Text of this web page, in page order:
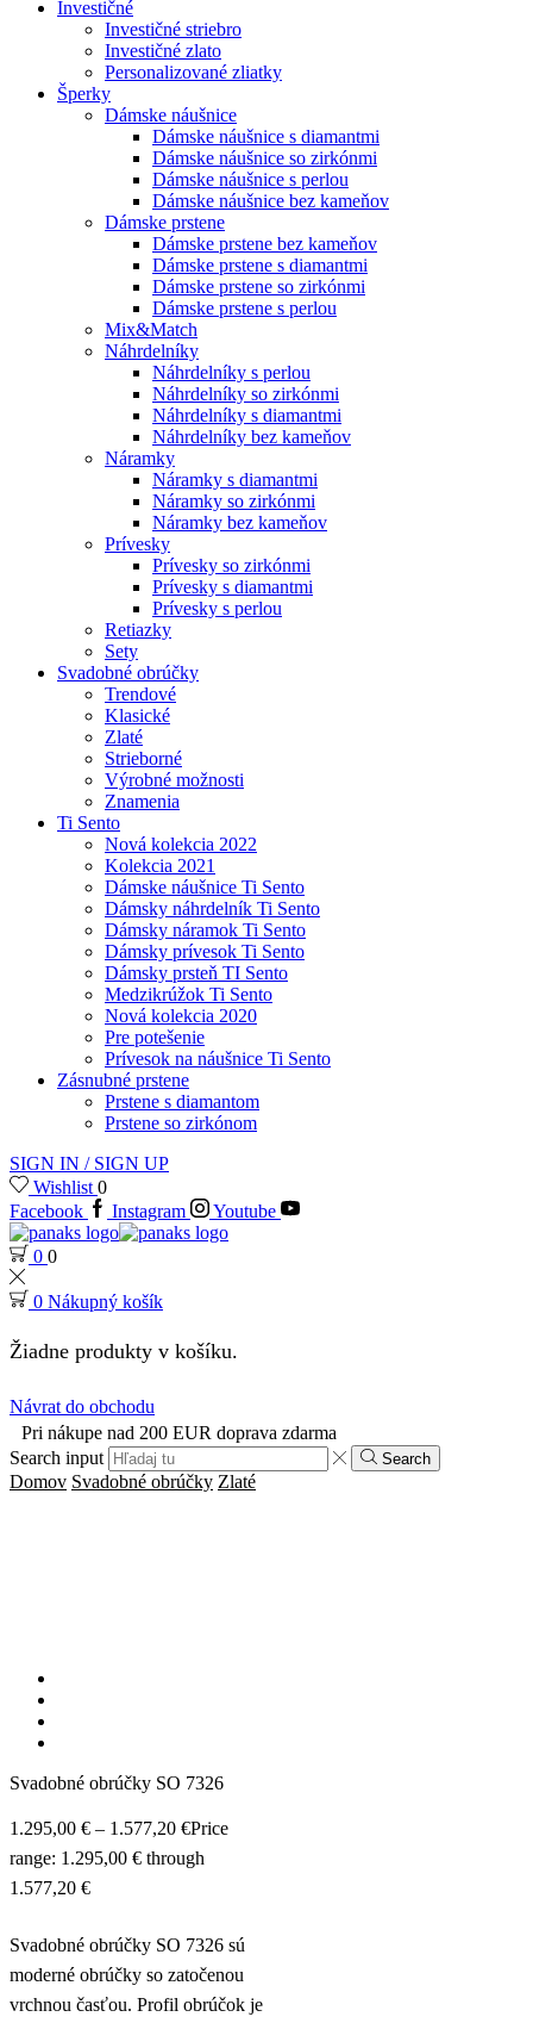
Investičné
Investičné striebro
Investičné zlato
Personalizované zliatky
Šperky
Dámske náušnice
Dámske náušnice s diamantmi
Dámske náušnice so zirkónmi
Dámske náušnice s perlou
Dámske náušnice bez kameňov
Dámske prstene
Dámske prstene bez kameňov
Dámske prstene s diamantmi
Dámske prstene so zirkónmi
Dámske prstene s perlou
Mix&Match
Náhrdelníky
Náhrdelníky s perlou
Náhrdelníky so zirkónmi
Náhrdelníky s diamantmi
Náhrdelníky bez kameňov
Náramky
Náramky s diamantmi
Náramky so zirkónmi
Náramky bez kameňov
Prívesky
Prívesky so zirkónmi
Prívesky s diamantmi
Prívesky s perlou
Retiazky
Sety
Svadobné obrúčky
Trendové
Klasické
Zlaté
Strieborné
Výrobné možnosti
Znamenia
Ti Sento
Nová kolekcia 2022
Kolekcia 2021
Dámske náušnice Ti Sento
Dámsky náhrdelník Ti Sento
Dámsky náramok Ti Sento
Dámsky prívesok Ti Sento
Dámsky prsteň TI Sento
Medzikrúžok Ti Sento
Nová kolekcia 2020
Pre potešenie
Prívesok na náušnice Ti Sento
Zásnubné prstene
Prstene s diamantom
Prstene so zirkónom
SIGN IN / SIGN UP
Wishlist 0
Facebook
Instagram Youtube
0 0
0 Nákupný košík
Žiadne produkty v košíku.
Návrat do obchodu
Pri nákupe nad 200 EUR doprava zdarma
Search input
Search
Domov Svadobné obrúčky Zlaté
Svadobné obrúčky SO 7326
1.295,00 € – 1.577,20 €Price
range: 1.295,00 € through
1.577,20 €
Svadobné obrúčky SO 7326 sú
moderné obrúčky so zatočenou
vrchnou časťou. Profil obrúčok je